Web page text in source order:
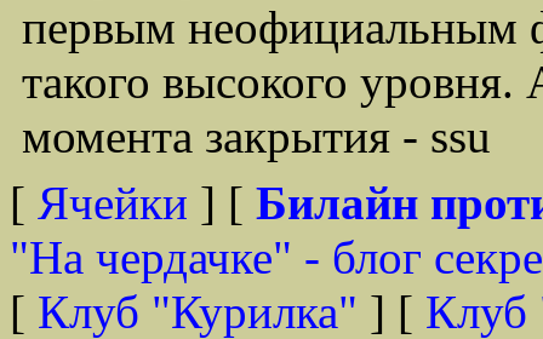
первым неофициальным
такого высокого
момента закрытия - ssu
[ Ячейки ] [ Билайн
"На чердачке" - блог
[ Клуб "Курилка" ] [ Клуб